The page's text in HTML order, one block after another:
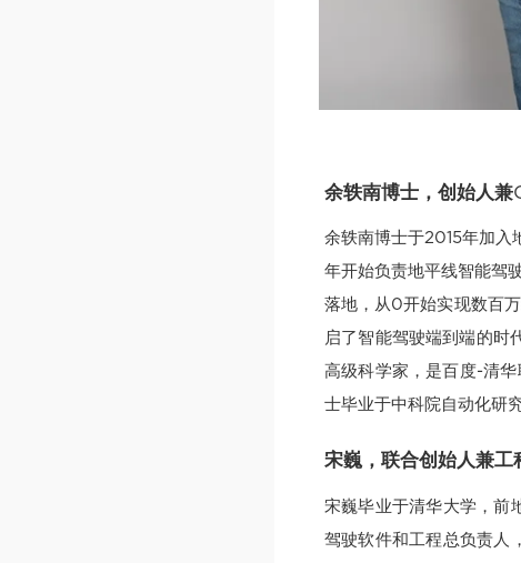
余轶南博士，创始人兼
余轶南博士于2015年加入
年开始负责地平线智能驾
落地，从0开始实现数百
启了智能驾驶端到端的时
高级科学家，是百度-清
士毕业于中科院自动化研
宋巍，联合创始人兼工
宋巍毕业于清华大学，前
驾驶软件和工程总负责人